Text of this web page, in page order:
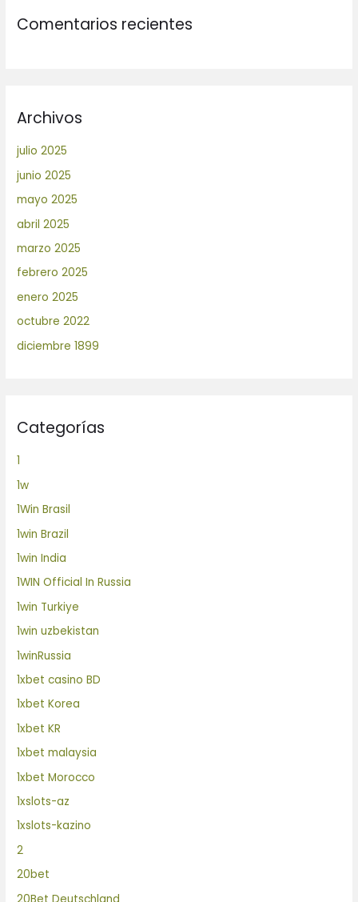
Comentarios recientes
Archivos
julio 2025
junio 2025
mayo 2025
abril 2025
marzo 2025
febrero 2025
enero 2025
octubre 2022
diciembre 1899
Categorías
1
1w
1Win Brasil
1win Brazil
1win India
1WIN Official In Russia
1win Turkiye
1win uzbekistan
1winRussia
1xbet casino BD
1xbet Korea
1xbet KR
1xbet malaysia
1xbet Morocco
1xslots-az
1xslots-kazino
2
20bet
20Bet Deutschland